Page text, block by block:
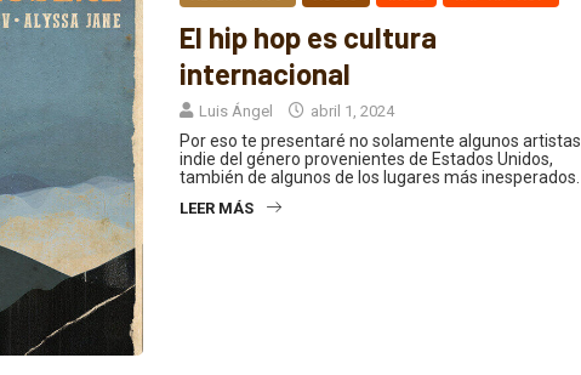
El hip hop es cultura
internacional
Luis Ángel abril 1, 2024
Por eso te presentaré no solamente algunos artistas
indie del género provenientes de Estados Unidos,
también de algunos de los lugares más inesperados.
LEER MÁS